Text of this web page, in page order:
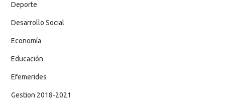
Deporte
Desarrollo Social
Economía
Educación
Efemerides
Gestion 2018-2021